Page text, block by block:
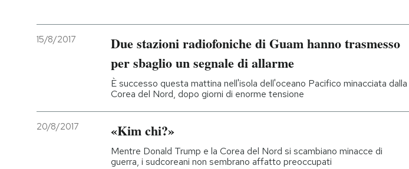
15/8/2017
Due stazioni radiofoniche di Guam hanno trasmesso
per sbaglio un segnale di allarme
È successo questa mattina nell'isola dell'oceano Pacifico minacciata dalla
Corea del Nord, dopo giorni di enorme tensione
20/8/2017 «Kim chi?»
Mentre Donald Trump e la Corea del Nord si scambiano minacce di
guerra, i sudcoreani non sembrano affatto preoccupati